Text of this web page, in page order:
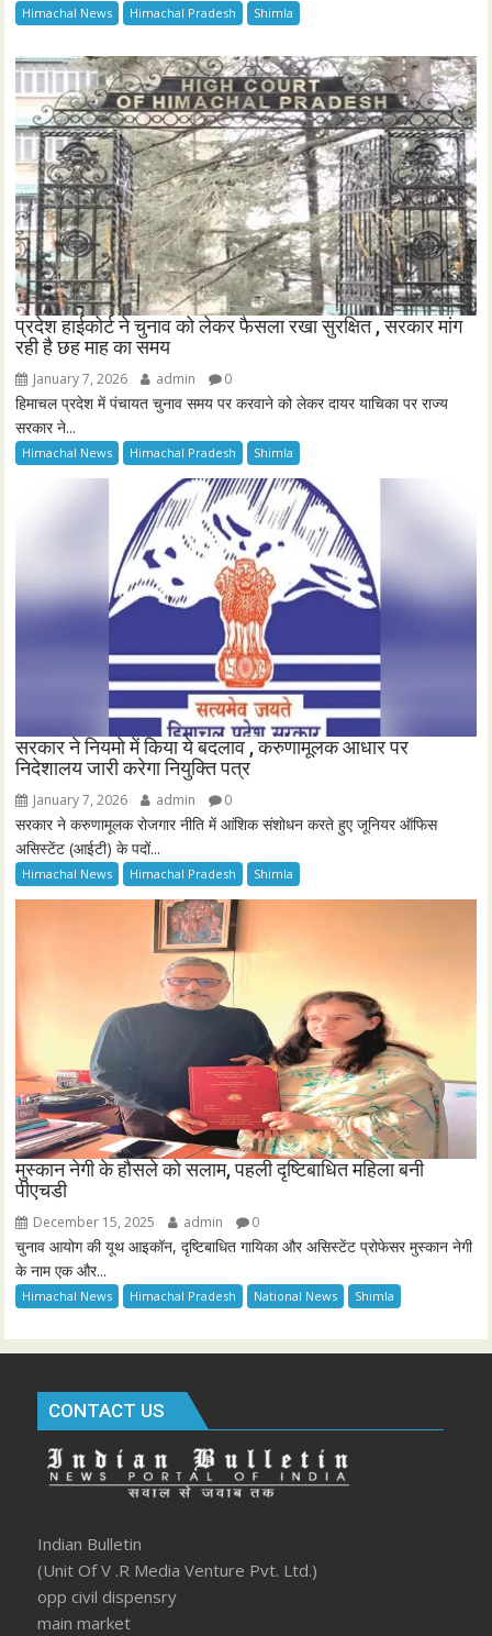
Himachal News Himachal Pradesh Shimla
प्रदेश हाईकोर्ट ने चुनाव को लेकर फैसला रखा सुरक्षित , सरकार मांग
रही है छह माह का समय
January 7, 2026 admin 0
हिमाचल प्रदेश में पंचायत चुनाव समय पर करवाने को लेकर दायर याचिका पर राज्य
सरकार ने...
Himachal News Himachal Pradesh Shimla
सरकार ने नियमो में किया ये बदलाव , करुणामूलक आधार पर
निदेशालय जारी करेगा नियुक्ति पत्र
January 7, 2026 admin 0
सरकार ने करुणामूलक रोजगार नीति में आंशिक संशोधन करते हुए जूनियर ऑफिस
असिस्टेंट (आईटी) के पदों...
Himachal News Himachal Pradesh Shimla
मुस्कान नेगी के हौसले को सलाम, पहली दृष्टिबाधित महिला बनी
पीएचडी
December 15, 2025 admin 0
चुनाव आयोग की यूथ आइकॉन, दृष्टिबाधित गायिका और असिस्टेंट प्रोफेसर मुस्कान नेगी
के नाम एक और...
Himachal News Himachal Pradesh National News Shimla
CONTACT US
Indian Bulletin
(Unit Of V .R Media Venture Pvt. Ltd.)
opp civil dispensry
main market